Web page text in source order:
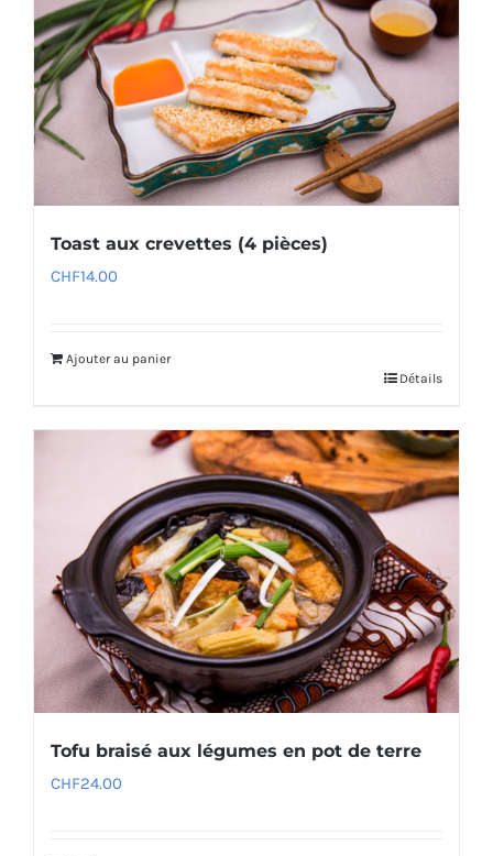
Toast aux crevettes (4 pièces)
CHF14.00
Ajouter au panier
Détails
Tofu braisé aux légumes en pot de terre
CHF24.00